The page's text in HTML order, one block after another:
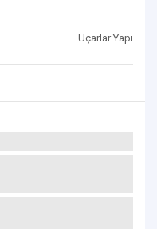
Uçarlar Yapı